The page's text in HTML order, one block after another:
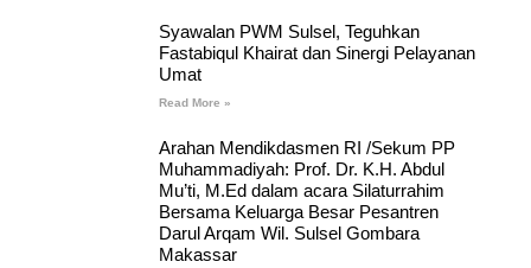
Syawalan PWM Sulsel, Teguhkan
Fastabiqul Khairat dan Sinergi Pelayanan
Umat
Read More »
Arahan Mendikdasmen RI /Sekum PP
Muhammadiyah: Prof. Dr. K.H. Abdul
Mu’ti, M.Ed dalam acara Silaturrahim
Bersama Keluarga Besar Pesantren
Darul Arqam Wil. Sulsel Gombara
Makassar